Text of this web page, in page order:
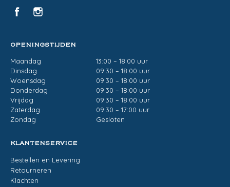
OPENINGSTIJDEN
Maandag
13:00 – 18:00 uur
Dinsdag
09:30 – 18:00 uur
Woensdag
09:30 – 18:00 uur
Donderdag
09:30 – 18:00 uur
Vrijdag
09:30 – 18:00 uur
Zaterdag
09:30 – 17:00 uur
Zondag
Gesloten
KLANTENSERVICE
Bestellen en Levering
Retourneren
Klachten